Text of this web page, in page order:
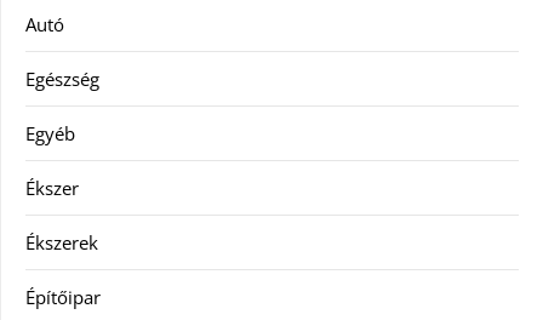
Autó
Egészség
Egyéb
Ékszer
Ékszerek
Építőipar